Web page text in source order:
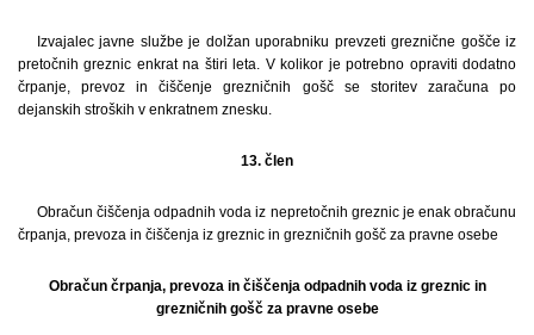
Izvajalec javne službe je dolžan uporabniku prevzeti greznične gošče iz
pretočnih greznic enkrat na štiri leta. V kolikor je potrebno opraviti dodatno
črpanje, prevoz in čiščenje grezničnih gošč se storitev zaračuna po
dejanskih stroških v enkratnem znesku.
13. člen
Obračun čiščenja odpadnih voda iz nepretočnih greznic je enak obračunu
črpanja, prevoza in čiščenja iz greznic in grezničnih gošč za pravne osebe
Obračun črpanja, prevoza in čiščenja odpadnih voda iz greznic in
grezničnih gošč za pravne osebe